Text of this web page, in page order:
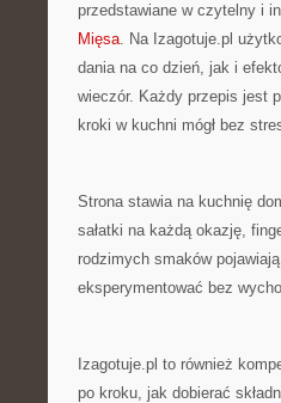
przedstawiane w czytelny i
Mięsa. Na Izagotuje.pl
dania na co dzień, jak i
wieczór. Każdy przepis jest
kroki w kuchni mógł bez
Strona stawia na kuchnię
sałatki na każdą okazję,
rodzimych smaków
eksperymentować bez
Izagotuje.pl to również
po kroku, jak dobierać